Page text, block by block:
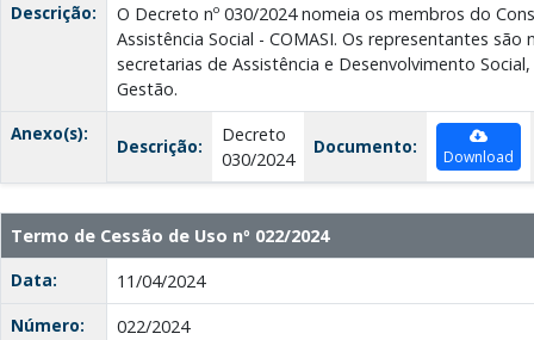
Descrição:
O Decreto nº 030/2024 nomeia os membros do
Assistência Social - COMASI. Os representantes são
secretarias de Assistência e Desenvolvimento
Gestão.
Anexo(s):
Descrição:
Decreto
030/2024
Documento: Download
Termo de Cessão de Uso nº 022/2024
Data:
11/04/2024
Número:
022/2024